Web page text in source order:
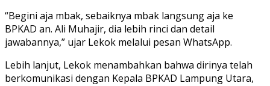
“Begini aja mbak, sebaiknya mbak langsung aja ke
BPKAD an. Ali Muhajir, dia lebih rinci dan detail
jawabannya,” ujar Lekok melalui pesan WhatsApp.
Lebih lanjut, Lekok menambahkan bahwa dirinya telah
berkomunikasi dengan Kepala BPKAD Lampung Utara,